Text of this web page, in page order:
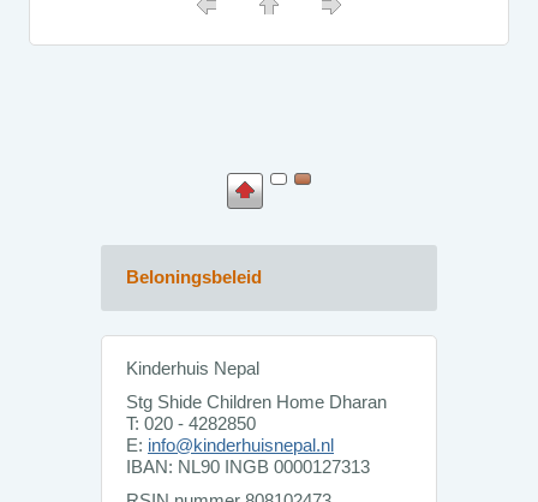
Beloningsbeleid
Kinderhuis Nepal
Stg Shide Children Home Dharan
T: 020 - 4282850
E: info@kinderhuisnepal.nl
IBAN: NL90 INGB 0000127313